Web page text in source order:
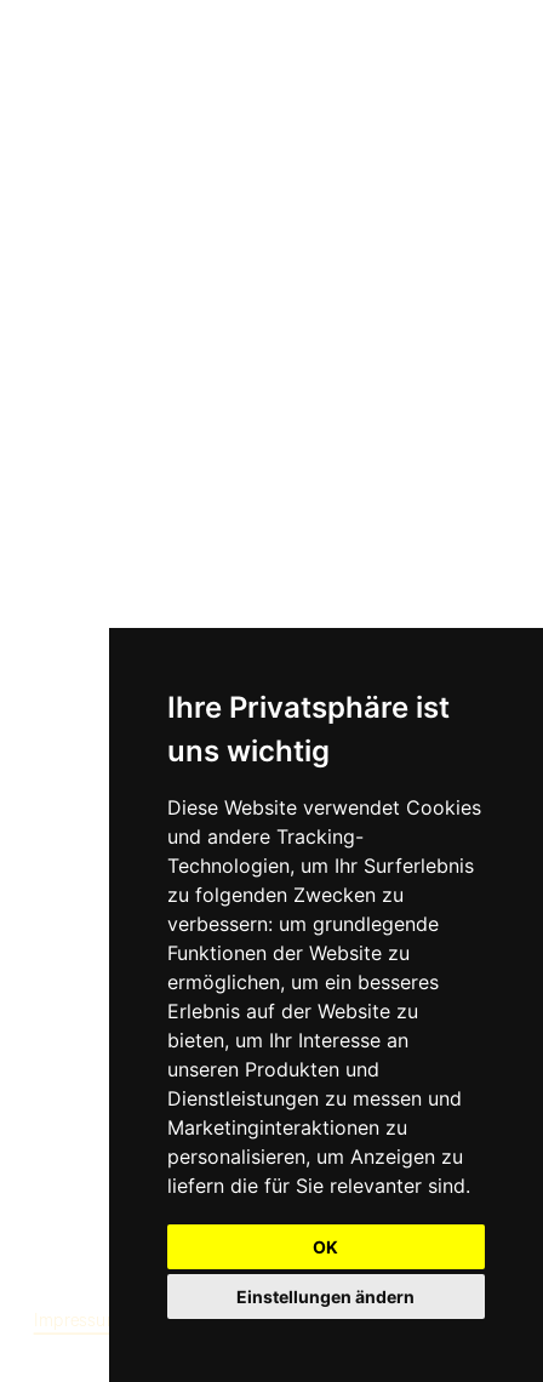
Ihre Privatsphäre ist
uns wichtig
Diese Website verwendet Cookies
und andere Tracking-
Technologien, um Ihr Surferlebnis
zu folgenden Zwecken zu
verbessern: um grundlegende
Funktionen der Website zu
ermöglichen, um ein besseres
Erlebnis auf der Website zu
bieten, um Ihr Interesse an
unseren Produkten und
Dienstleistungen zu messen und
Marketinginteraktionen zu
personalisieren, um Anzeigen zu
liefern die für Sie relevanter sind.
OK
Einstellungen ändern
Datenschutz
Impressum